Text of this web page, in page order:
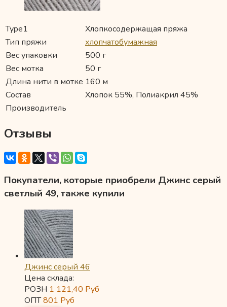
Type1
Хлопкосодержащая пряжа
Тип пряжи
хлопчатобумажная
Вес упаковки
500 г
Вес мотка
50 г
Длина нити в мотке 160 м
Состав
Хлопок 55%, Полиакрил 45%
Производитель
Отзывы
Покупатели, которые приобрели Джинс серый
светлый 49, также купили
Джинс серый 46
Цена склада:
РОЗН 1 121,40 Руб
ОПТ801 Руб